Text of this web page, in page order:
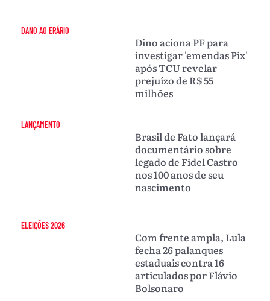
DANO AO ERÁRIO
Dino aciona PF para
investigar 'emendas Pix'
após TCU revelar
prejuízo de R$ 55
milhões
LANÇAMENTO
Brasil de Fato lançará
documentário sobre
legado de Fidel Castro
nos 100 anos de seu
nascimento
ELEIÇÕES 2026
Com frente ampla, Lula
fecha 26 palanques
estaduais contra 16
articulados por Flávio
Bolsonaro